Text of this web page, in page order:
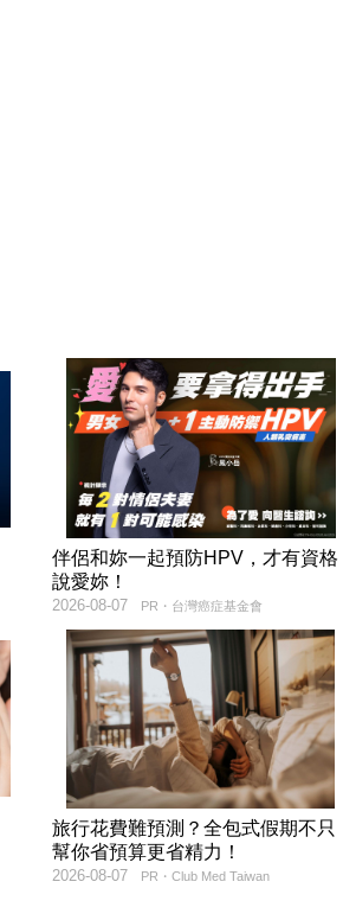
伴侶和妳一起預防HPV，才有資格
說愛妳！
PR・台灣癌症基金會
2026-08-07
旅行花費難預測？全包式假期不只
幫你省預算更省精力！
PR・Club Med Taiwan
2026-08-07